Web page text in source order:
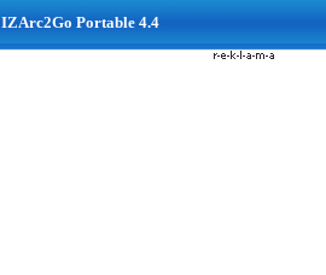
IZArc2Go Portable 4.4